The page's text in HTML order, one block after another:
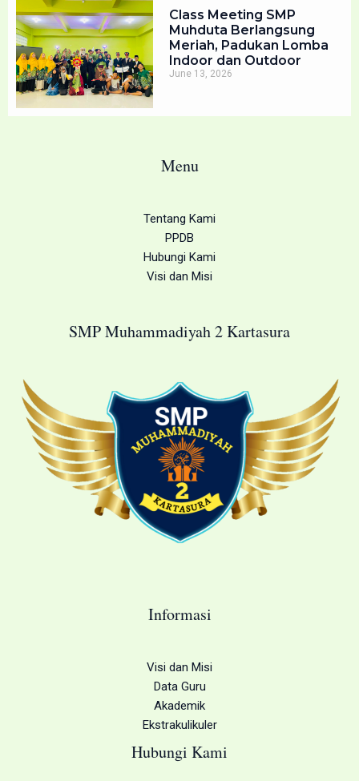
Class Meeting SMP
Muhduta Berlangsung
Meriah, Padukan Lomba
Indoor dan Outdoor
June 13, 2026
Menu
Tentang Kami
PPDB
Hubungi Kami
Visi dan Misi
SMP Muhammadiyah 2 Kartasura
Informasi
Visi dan Misi
Data Guru
Akademik
Ekstrakulikuler
Hubungi Kami